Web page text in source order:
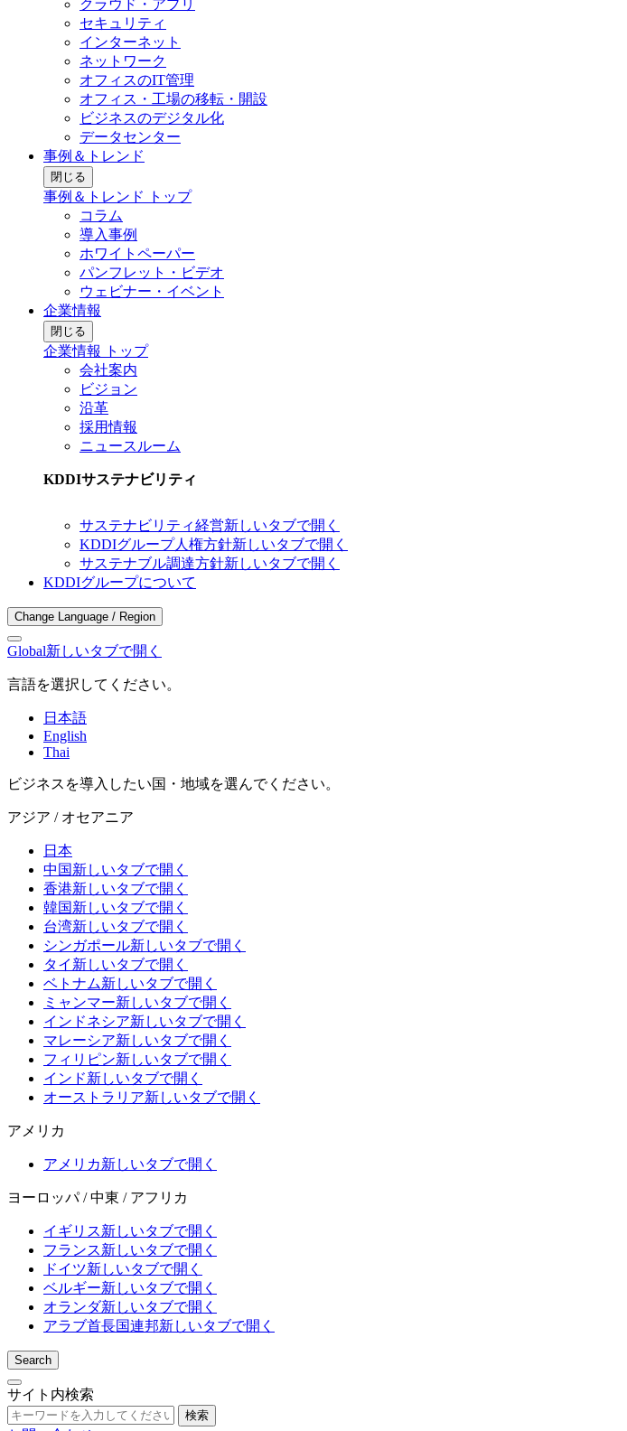
クラウド・アプリ
セキュリティ
インターネット
ネットワーク
オフィスのIT管理
オフィス・工場の移転・開設
ビジネスのデジタル化
データセンター
事例＆トレンド
閉じる
事例＆トレンド トップ
コラム
導入事例
ホワイトペーパー
パンフレット・ビデオ
ウェビナー・イベント
企業情報
閉じる
企業情報 トップ
会社案内
ビジョン
沿革
採用情報
ニュースルーム
KDDIサステナビリティ
サステナビリティ経営新しいタブで開く
KDDIグループ人権方針新しいタブで開く
サステナブル調達方針新しいタブで開く
KDDIグループについて
Change Language / Region
Global新しいタブで開く
言語を選択してください。
日本語
English
Thai
ビジネスを導入したい国・地域を選んでください。
アジア / オセアニア
日本
中国新しいタブで開く
香港新しいタブで開く
韓国新しいタブで開く
台湾新しいタブで開く
シンガポール新しいタブで開く
タイ 新しいタブで開く
ベトナム新しいタブで開く
ミャンマー新しいタブで開く
インドネシア新しいタブで開く
マレーシア新しいタブで開く
フィリピン新しいタブで開く
インド新しいタブで開く
オーストラリア新しいタブで開く
アメリカ
アメリカ新しいタブで開く
ヨーロッパ / 中東 / アフリカ
イギリス新しいタブで開く
フランス新しいタブで開く
ドイツ新しいタブで開く
ベルギー新しいタブで開く
オランダ新しいタブで開く
アラブ首長国連邦新しいタブで開く
Search
サイト内検索
検索